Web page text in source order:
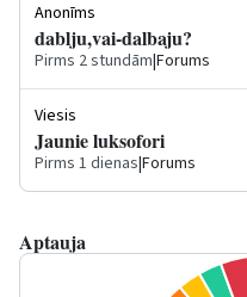
Anonīms
dablju,vai-dalbaju?
Pirms 2 stundām|Forums
Viesis
Jaunie luksofori
Pirms 1 dienas|Forums
Aptauja